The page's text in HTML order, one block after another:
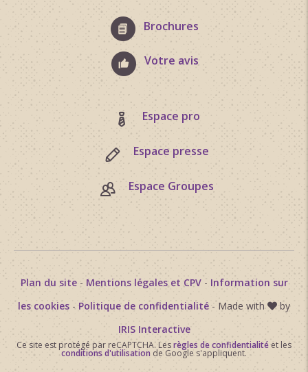
Brochures
Votre avis
Espace pro
Espace presse
Espace Groupes
Plan du site- Mentions légales et CPV- Information sur
les cookies - Politique de confidentialité - Made with
by
IRIS Interactive
Ce site est protégé par reCAPTCHA. Lesrègles de confidentialitéet les
conditions d'utilisation de Google s'appliquent.